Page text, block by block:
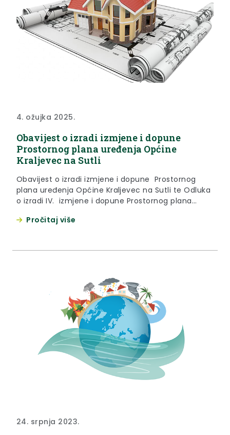
4. ožujka 2025.
Obavijest o izradi izmjene i dopune
Prostornog plana uređenja Općine
Kraljevec na Sutli
Obavijest o izradi izmjene i dopune Prostornog
plana uređenja Općine Kraljevec na Sutli te Odluka
o izradi IV. izmjene i dopune Prostornog plana
Općinsko vijeće donijelo na svojoj 29. sjednici
Pročitaj više
24. srpnja 2023.